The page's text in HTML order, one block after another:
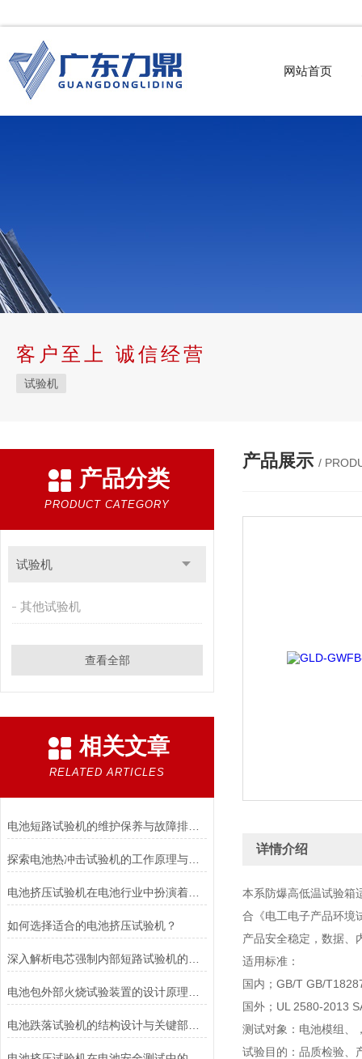
网站首页
客户至上 诚信经营
试验机
产品分类
PRODUCT CATEGORY
试验机
其他试验机
查看全部
相关文章
RELATED ARTICLES
电池短路试验机的维护保养与故障排除技巧分享
探索电池热冲击试验机的工作原理与应用
如何选择适合的电池挤压试验机？
产品展示 /
详情介绍
本系防爆高低温试验箱
合《电工电子产品环境
产品安全稳定，数据、
适用标准：
国内；GB/T GB/
国外；UL 2580-2013
测试对象：电池模组、
试验目的：品质检验、